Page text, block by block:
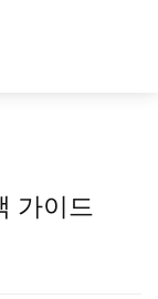
가이드